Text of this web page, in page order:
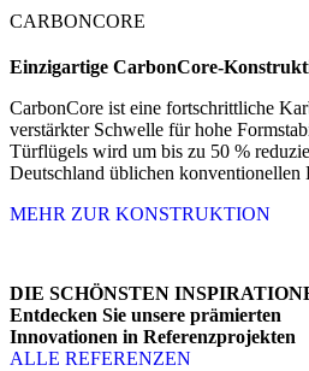
CARBONCORE
Einzigartige CarbonCore-
CarbonCore ist eine fortschrittliche
verstärkter Schwelle für hohe
Türflügels wird um bis zu 50 %
Deutschland üblichen konventionellen
MEHR ZUR KONSTRUKTION
DIE SCHÖNSTEN
Entdecken Sie unsere prämierten
Innovationen in Referenzprojekten
ALLE REFERENZEN